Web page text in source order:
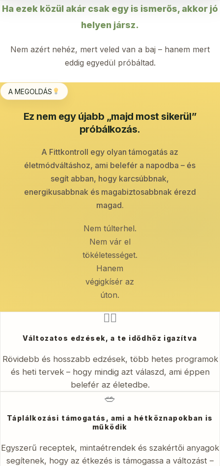
Ha ezek közül akár csak egy is ismerős, akkor jó
helyen jársz.
Nem azért nehéz, mert veled van a baj – hanem mert
eddig egyedül próbáltad.
A MEGOLDÁS
Ez nem egy újabb „majd most sikerül”
próbálkozás.
A Fittkontroll egy olyan támogatás az
életmódváltáshoz, ami belefér a napodba – és
segít abban, hogy karcsúbbnak,
energikusabbnak és magabiztosabbnak érezd
magad.
Nem túlterhel.
Nem vár el
tökéletességet.
Hanem
végigkísér az
úton.
🧘‍♀️
Változatos edzések, a te idődhöz igazítva
Rövidebb és hosszabb edzések, több hetes programok
és heti tervek – hogy mindig azt válaszd, ami éppen
belefér az életedbe.
🥗
Táplálkozási támogatás, ami a hétköznapokban is
működik
Egyszerű receptek, mintaétrendek és szakértői anyagok
segítenek, hogy az étkezés is támogassa a változást –